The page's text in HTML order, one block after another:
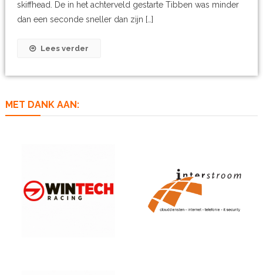
skiffhead. De in het achterveld gestarte Tibben was minder
dan een seconde sneller dan zijn […]
Lees verder
MET DANK AAN: